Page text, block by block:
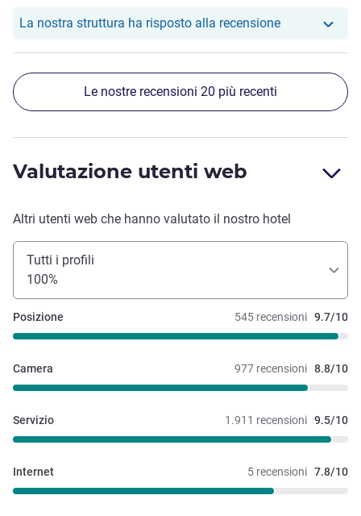
La nostra struttura ha risposto alla recensioneIl nostro hotel
Le nostre recensioni 20 più recenti
Valutazione utenti web
Altri utenti web che hanno valutato il nostro hotel
Tutti i profili
100%
545 recensioni 9.7/10
Posizione
977 recensioni 8.8/10
Camera
1.911 recensioni 9.5/10
Servizio
5 recensioni 7.8/10
Internet